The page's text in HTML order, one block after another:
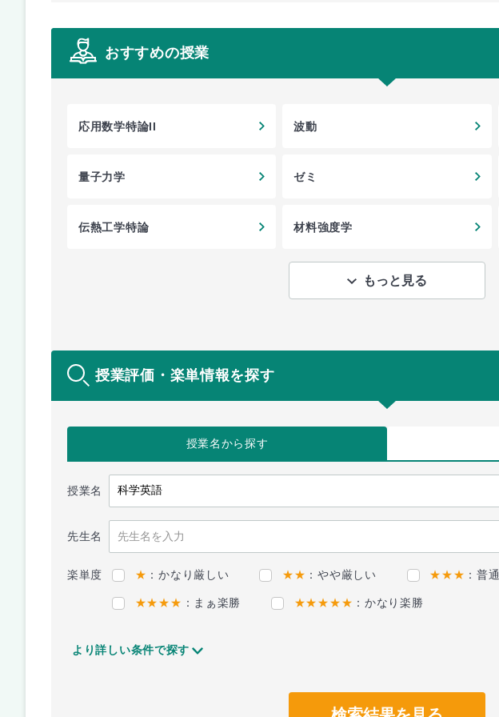
おすすめの授業
応用数学特論II 波動
量子力学 ゼミ
伝熱工学特論 材料強度学
もっと見る
授業評価・楽単情報を探す
授業名から探す
授業名
先生名
楽単度 ★ ：かなり厳しい ★★ ：やや厳しい ★★★ ：普通
★★★★ ：まぁ楽勝 ★★★★★ ：かなり楽勝
より詳しい条件で探す